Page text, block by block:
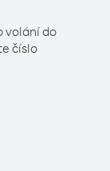
volání do
číslo